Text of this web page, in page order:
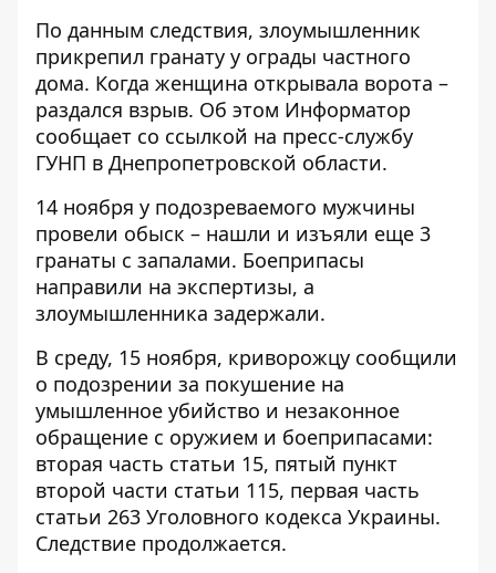
По данным следствия, злоумышленник
прикрепил гранату у ограды частного
дома. Когда женщина открывала ворота –
раздался взрыв. Об этом Информатор
сообщает со ссылкой на пресс-службу
ГУНП в Днепропетровской области.
14 ноября у подозреваемого мужчины
провели обыск – нашли и изъяли еще 3
гранаты с запалами. Боеприпасы
направили на экспертизы, а
злоумышленника задержали.
В среду, 15 ноября, криворожцу сообщили
о подозрении за покушение на
умышленное убийство и незаконное
обращение с оружием и боеприпасами:
вторая часть статьи 15, пятый пункт
второй части статьи 115, первая часть
статьи 263 Уголовного кодекса Украины.
Следствие продолжается.